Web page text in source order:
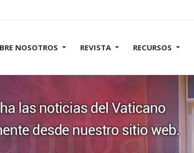
NOSOTROS REVISTA RECURSOS